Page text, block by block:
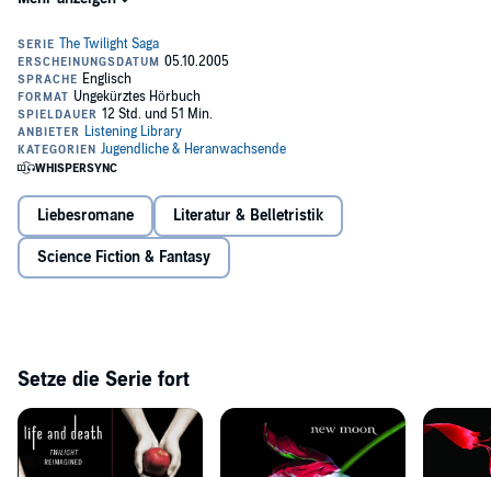
reason enough in the last few months –but even if I had, I would not
have imagined it like this. . . . Surely it was a good way to die, in the
place of something else, someone I loved. Noble, even. That ought to
count for something.”
When Isabella Swan moves to the gloomy town of Forks and meets
the mysterious, alluring Edward Cullen, her life takes a thrilling and
terrifying turn. With his porcelain skin, golden eyes, mesmerizing
impenetrable. Up until now, he has managed to keep his true
identity hidden, but Bella is determined to uncover his dark secret.
What Bella doesn’t realize is the closer she gets to him, the more
she is putting herself and those around her at risk. And, it might be
Liebesromane Literatur & Belletristik
Science Fiction & Fantasy
Setze die Serie fort